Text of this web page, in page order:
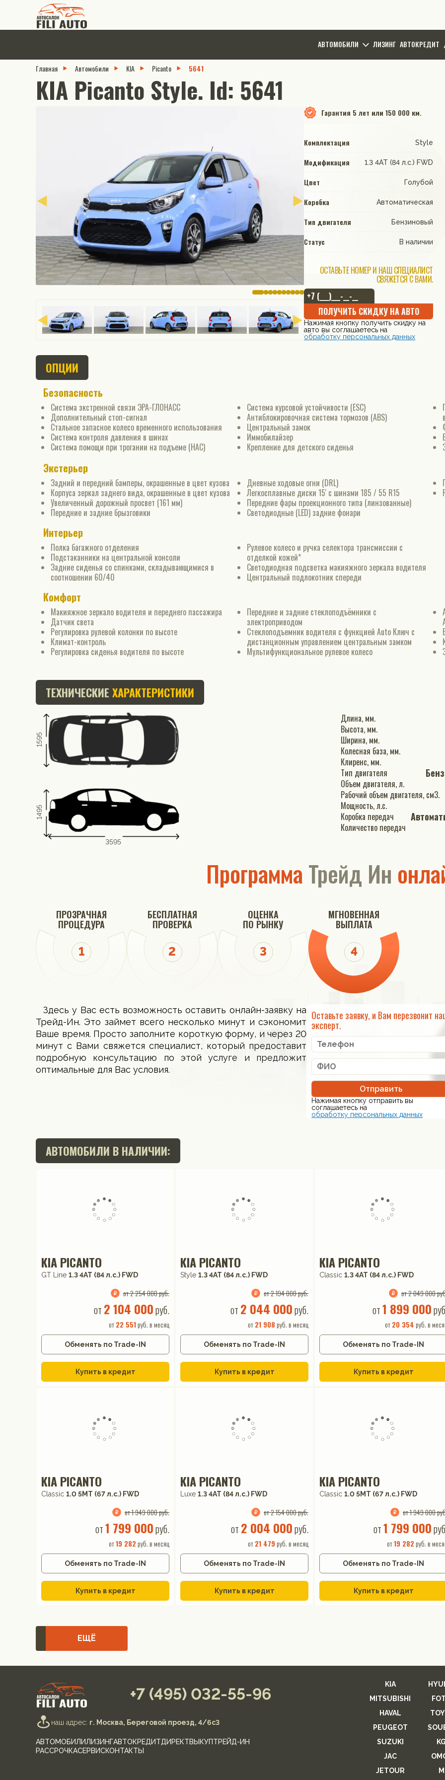
АВТОМОБИЛИ ЛИЗИНГ АВТОКРЕДИТ
Главная Автомобили KIA Picanto 5641
KIA Picanto Style. Id: 5641
Гарантия 5 лет или 150 000 км.
Комплектация Style
Модификация 1.3 4АТ (84 л.с.) FWD
Цвет Голубой
Коробка Автоматическая
Тип двигателя Бензиновый
Статус В наличии
ОСТАВЬТЕ НОМЕР И НАШ СПЕЦИАЛИСТ
СВЯЖЕТСЯ С ВАМИ.
ПОЛУЧИТЬ СКИДКУ НА АВТО
Нажимая кнопку получить скидку на
авто вы соглашаетесь на
обработку персональных данных
ОПЦИИ
Безопасность
Система экстренной связи ЭРА-ГЛОНАСС
Дополнительный стоп-сигнал
Стальное запасное колесо временного использования
Система контроля давления в шинах
Система помощи при трогании на подъеме (HAC)
Система курсовой устойчивости (ESC)
Антиблокировочная система тормозов (ABS)
Центральный замок
Иммобилайзер
Крепление для детского сиденья
Экстерьер
Задний и передний бамперы, окрашенные в цвет кузова
Корпуса зеркал заднего вида, окрашенные в цвет кузова
Увеличенный дорожный просвет (161 мм)
Передние и задние брызговики
Дневные ходовые огни (DRL)
Легкосплавные диски 15' с шинами 185 / 55 R15
Передние фары проекционного типа (линзованные)
Светодиодные (LED) задние фонари
Интерьер
Полка багажного отделения
Подстаканники на центральной консоли
Задние сиденья со спинками, складывающимися в
соотношении 60/40
Рулевое колесо и ручка селектора трансмиссии с
отделкой кожей*
Светодиодная подсветка макияжного зеркала водителя
Центральный подлокотник спереди
Комфорт
Макияжное зеркало водителя и переднего пассажира
Датчик света
Регулировка рулевой колонки по высоте
Климат-контроль
Регулировка сиденья водителя по высоте
Передние и задние стеклоподъёмники с
электроприводом
Стеклоподъемник водителя с функцией Auto Ключ с
дистанционным управлением центральным замком
Мультифункциональное рулевое колесо
ТЕХНИЧЕСКИЕ ХАРАКТЕРИСТИКИ
3595
1495
1595
Длина, мм.
Высота, мм.
Ширина, мм.
Колесная база, мм.
Клиренс, мм.
Тип двигателя
Объем двигателя, л.
Рабочий объем двигателя, см3.
Мощность, л.с.
Коробка передач
Количество передач
ПрограммаТрейд Ин
ПРОЗРАЧНАЯ
ПРОЦЕДУРА
БЕСПЛАТНАЯ
ПРОВЕРКА
ОЦЕНКА
ПО РЫНКУ
МГНОВЕННАЯ
ВЫПЛАТА
Здесь у Вас есть возможность оставить онлайн-заявку на
Трейд-Ин. Это займет всего несколько минут и сэкономит
Ваше время. Просто заполните короткую форму, и через 20
минут с Вами свяжется специалист, который предоставит
подробную консультацию по этой услуге и предложит
оптимальные для Вас условия.
Оставьте заявку, и Вам перезвонит
эксперт.
Отправить
Нажимая кнопку отправить вы
соглашаетесь на
обработку персональных данных
АВТОМОБИЛИ В НАЛИЧИИ:
KIA PICANTO
GT Line 1.3 4АТ (84 л.с.) FWD
от 2 254 000 руб.
от 2 104 000руб.
от22 551 руб. в месяц
Обменять по Trade-IN
Купить в кредит
KIA PICANTO
Style 1.3 4АТ (84 л.с.) FWD
от 2 194 000 руб.
от 2 044 000руб.
от21 908 руб. в месяц
Обменять по Trade-IN
Купить в кредит
KIA PICANTO
Classic 1.3 4АТ (84 л.с.) FWD
от 2 049 000
от1 899 000
от20 354 руб. в
Обменять по Trade-IN
Купить в кредит
KIA PICANTO
Classic 1.0 5МТ (67 л.с.) FWD
от 1 949 000 руб.
от1 799 000руб.
от19 282 руб. в месяц
Обменять по Trade-IN
Купить в кредит
KIA PICANTO
Luxe 1.3 4АТ (84 л.с.) FWD
от 2 154 000 руб.
от 2 004 000руб.
от21 479 руб. в месяц
Обменять по Trade-IN
Купить в кредит
KIA PICANTO
Classic 1.0 5МТ (67 л.с.) FWD
от 1 949 000
от1 799 000
от19 282 руб. в
Обменять по Trade-IN
Купить в кредит
ЕЩЁ
+7 (495) 032-55-96
наш адрес: г. Москва, Береговой проезд, 4/6с3
АВТОМОБИЛИЛИЗИНГАВТОКРЕДИТДИРЕКТВЫКУПТРЕЙД-ИН
РАССРОЧКАСЕРВИСКОНТАКТЫ
KIA
MITSUBISHI
HAVAL
PEUGEOT
SUZUKI
JAC
JETOUR